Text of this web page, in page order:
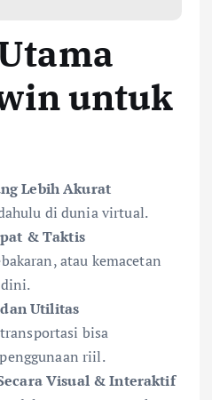
untuk
Lebih Akurat
di dunia virtual.
& Taktis
atau kemacetan
Utilitas
bisa
riil.
Visual & Interaktif